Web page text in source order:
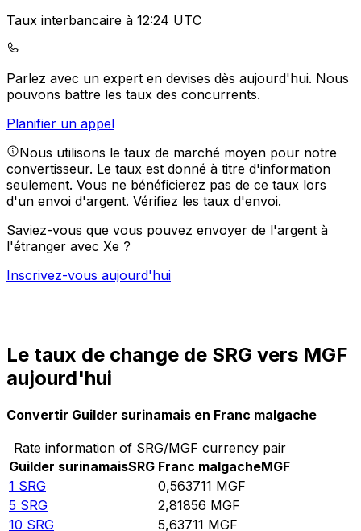
Taux interbancaire à 12:24 UTC
Parlez avec un expert en devises dès aujourd'hui. Nous
pouvons battre les taux des concurrents.
Planifier un appel
Nous utilisons le taux de marché moyen pour notre
convertisseur. Le taux est donné à titre d'information
seulement. Vous ne bénéficierez pas de ce taux lors
d'un envoi d'argent. Vérifiez les taux d'envoi.
Saviez-vous que vous pouvez envoyer de l'argent à
l'étranger avec Xe ?
Inscrivez-vous aujourd'hui
Le taux de change de SRG vers MGF
aujourd'hui
Convertir Guilder surinamais en Franc malgache
Rate information of SRG/MGF currency pair
Guilder surinamaisSRG Franc malgacheMGF
1 SRG 0,563711 MGF
5 SRG 2,81856 MGF
10 SRG 5,63711 MGF